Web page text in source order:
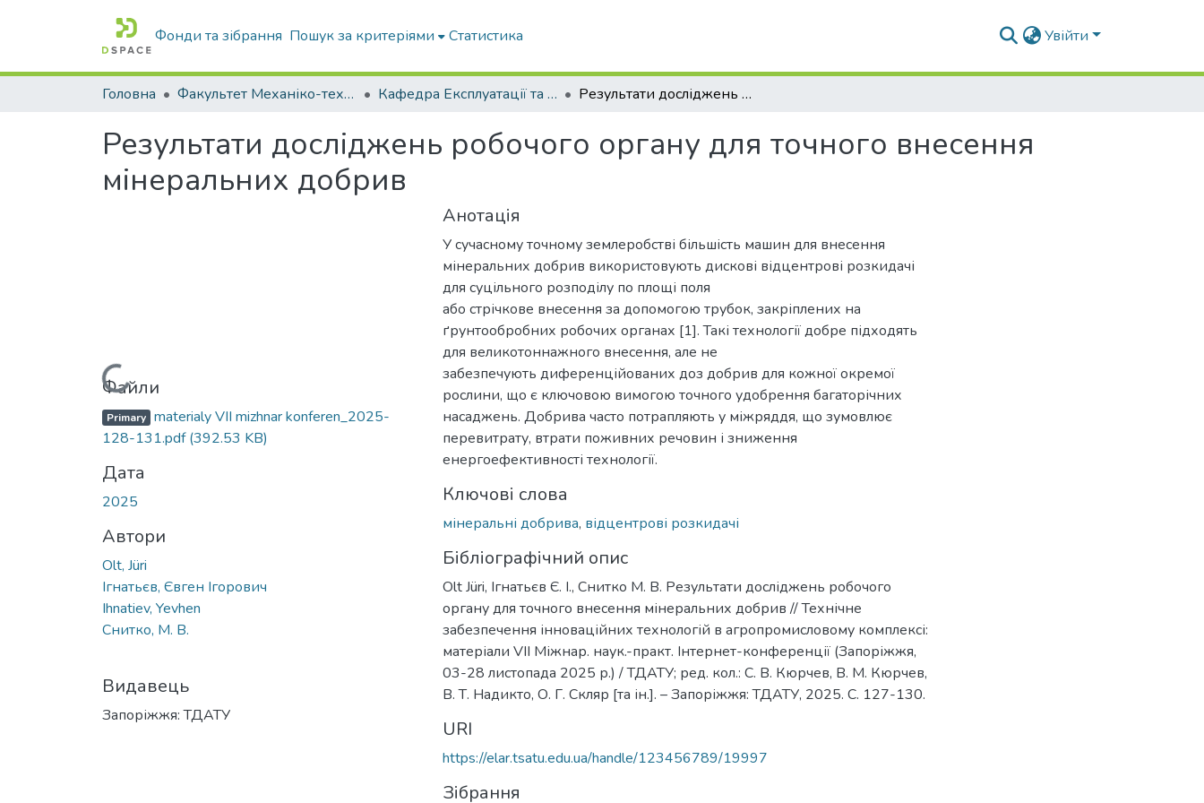
Фонди та зібрання Пошук за критеріями Статистика Увійти
Головна Факультет Механіко-технологічний Кафедра Експлуатації та технічного сервісу машин Результати досліджень робочого органу для точного внесення мінеральних добрив
Результати досліджень робочого органу для точного внесення
мінеральних добрив
Вантажиться...
Файли
Primary materialy VІІ mizhnar konferen_2025-
128-131.pdf(392.53 KB)
Дата
2025
Автори
Olt, Jüri
Ігнатьєв, Євген Ігорович
Ihnatiev, Yevhen
Снитко, М. В.
Видавець
Запоріжжя: ТДАТУ
Анотація
У сучасному точному землеробстві більшість машин для внесення
мінеральних добрив використовують дискові відцентрові розкидачі
для суцільного розподілу по площі поля
або стрічкове внесення за допомогою трубок, закріплених на
ґрунтообробних робочих органах [1]. Такі технології добре підходять
для великотоннажного внесення, але не
забезпечують диференційованих доз добрив для кожної окремої
рослини, що є ключовою вимогою точного удобрення багаторічних
насаджень. Добрива часто потрапляють у міжряддя, що зумовлює
перевитрату, втрати поживних речовин і зниження
енергоефективності технології.
Ключові слова
мінеральні добрива, відцентрові розкидачі
Бібліографічний опис
Olt Jüri, Ігнатьєв Є. І., Снитко М. В. Результати досліджень робочого
органу для точного внесення мінеральних добрив // Технічне
забезпечення інноваційних технологій в агропромисловому комплексі:
матеріали VІІ Міжнар. наук.-практ. Інтернет-конференції (Запоріжжя,
03-28 листопада 2025 р.) / ТДАТУ; ред. кол.: С. В. Кюрчев, В. М. Кюрчев,
В. Т. Надикто, О. Г. Скляр [та ін.]. – Запоріжжя: ТДАТУ, 2025. С. 127-130.
URI
https://elar.tsatu.edu.ua/handle/123456789/19997
Зібрання